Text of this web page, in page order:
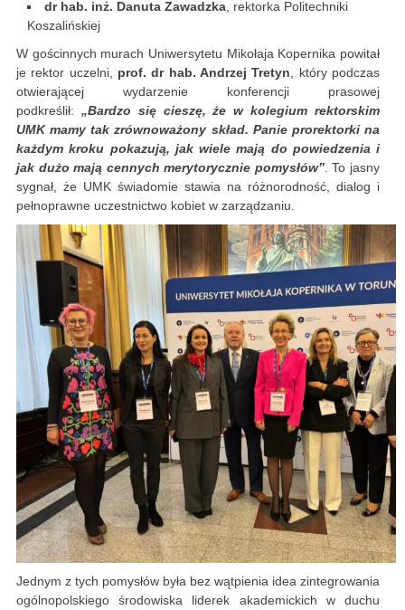
dr hab. inż. Danuta Zawadzka, rektorka Politechniki
Koszalińskiej
W gościnnych murach Uniwersytetu Mikołaja Kopernika powitał
je rektor uczelni, prof. dr hab. Andrzej Tretyn, który podczas
otwierającej wydarzenie konferencji prasowej
podkreślił: „Bardzo się cieszę, że w kolegium rektorskim
UMK mamy tak zrównoważony skład. Panie prorektorki na
każdym kroku pokazują, jak wiele mają do powiedzenia i
jak dużo mają cennych merytorycznie pomysłów”.To jasny
sygnał, że UMK świadomie stawia na różnorodność, dialog i
pełnoprawne uczestnictwo kobiet w zarządzaniu.
Jednym z tych pomysłów była bez wątpienia idea zintegrowania
ogólnopolskiego środowiska liderek akademickich w duchu